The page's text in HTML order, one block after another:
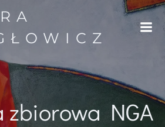
treści
zbiorowa NGA